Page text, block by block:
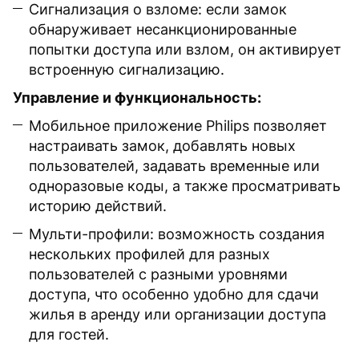
Сигнализация о взломе: если замок
обнаруживает несанкционированные
попытки доступа или взлом, он активирует
встроенную сигнализацию.
Управление и функциональность:
Мобильное приложение Philips позволяет
настраивать замок, добавлять новых
пользователей, задавать временные или
одноразовые коды, а также просматривать
историю действий.
Мульти-профили: возможность создания
нескольких профилей для разных
пользователей с разными уровнями
доступа, что особенно удобно для сдачи
жилья в аренду или организации доступа
для гостей.